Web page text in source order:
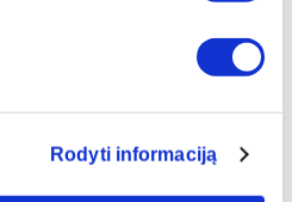
Rodyti informaciją